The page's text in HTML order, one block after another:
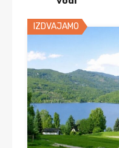
IZDVAJAMO